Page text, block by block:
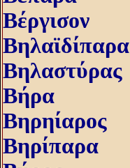
Βέργισον
Βηλαϊδίπαρα
Βηλαστύρας
Βήρα
Βηρηίαρος
Βηρίπαρα